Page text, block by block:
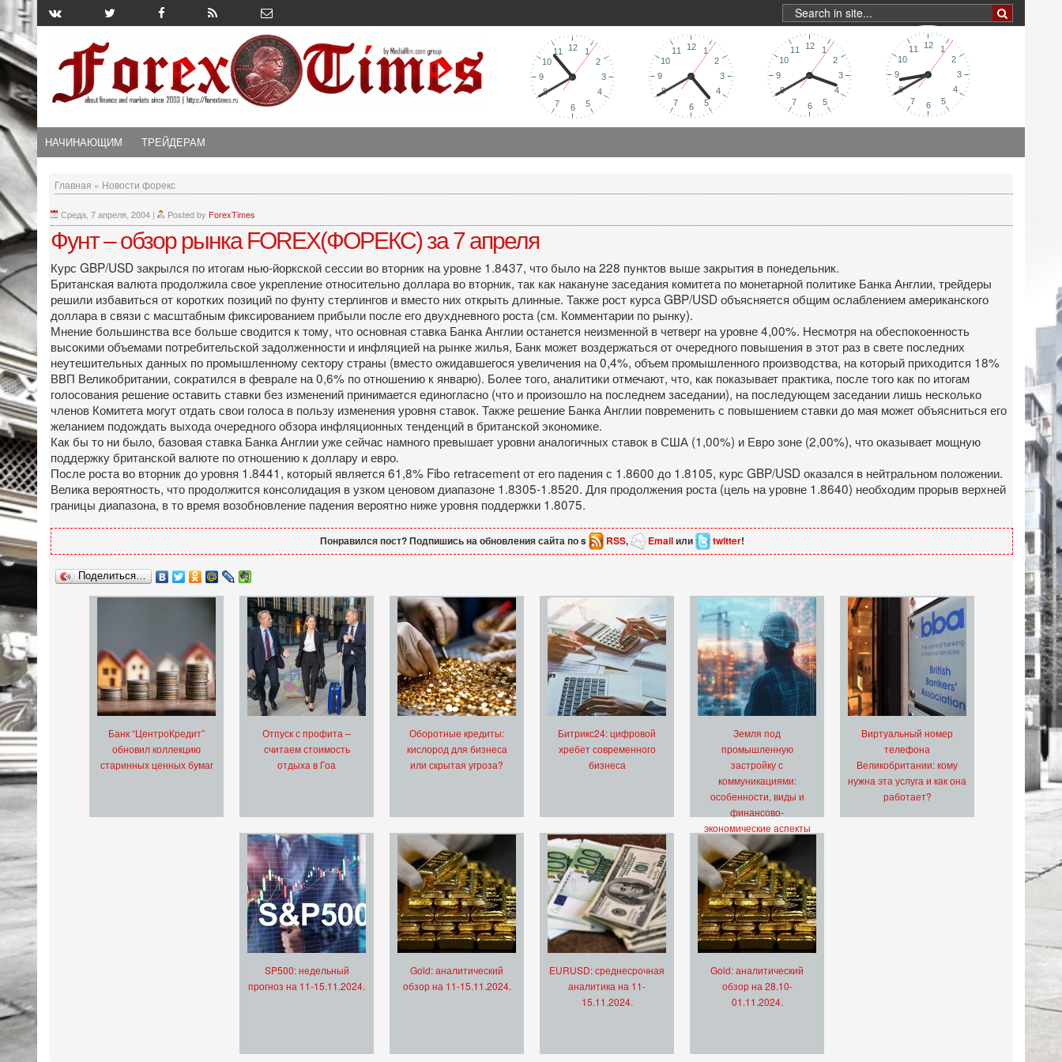
НАЧИНАЮЩИМ ТРЕЙДЕРАМ
Главная » Новости форекс
Среда, 7 апреля, 2004 | Posted by ForexTimes
Фунт – обзор рынка FOREX(ФОРЕКС) за 7 апреля
Курс GBP/USD закрылся по итогам нью-йоркской сессии во вторник на уровне 1.8437, что было на 228 пунктов выше закрытия в понедельник.
Британская валюта продолжила свое укрепление относительно доллара во вторник, так как накануне заседания комитета по монетарной политике Банка Англии, трейдеры
решили избавиться от коротких позиций по фунту стерлингов и вместо них открыть длинные. Также рост курса GBP/USD объясняется общим ослаблением американского
доллара в связи с масштабным фиксированием прибыли после его двухдневного роста (см. Комментарии по рынку).
Мнение большинства все больше сводится к тому, что основная ставка Банка Англии останется неизменной в четверг на уровне 4,00%. Несмотря на обеспокоенность
высокими объемами потребительской задолженности и инфляцией на рынке жилья, Банк может воздержаться от очередного повышения в этот раз в свете последних
неутешительных данных по промышленному сектору страны (вместо ожидавшегося увеличения на 0,4%, объем промышленного производства, на который приходится 18%
ВВП Великобритании, сократился в феврале на 0,6% по отношению к январю). Более того, аналитики отмечают, что, как показывает практика, после того как по итогам
голосования решение оставить ставки без изменений принимается единогласно (что и произошло на последнем заседании), на последующем заседании лишь несколько
членов Комитета могут отдать свои голоса в пользу изменения уровня ставок. Также решение Банка Англии повременить с повышением ставки до мая может объясниться его
желанием подождать выхода очередного обзора инфляционных тенденций в британской экономике.
Как бы то ни было, базовая ставка Банка Англии уже сейчас намного превышает уровни аналогичных ставок в США (1,00%) и Евро зоне (2,00%), что оказывает мощную
поддержку британской валюте по отношению к доллару и евро.
После роста во вторник до уровня 1.8441, который является 61,8% Fibo retracement от его падения с 1.8600 до 1.8105, курс GBP/USD оказался в нейтральном положении.
Велика вероятность, что продолжится консолидация в узком ценовом диапазоне 1.8305-1.8520. Для продолжения роста (цель на уровне 1.8640) необходим прорыв верхней
границы диапазона, в то время возобновление падения вероятно ниже уровня поддержки 1.8075.
Понравился пост? Подпишись на обновления сайта по s RSS, Emailили twitter!
Поделиться…
Банк “ЦентроКредит”
обновил коллекцию
старинных ценных бумаг
Отпуск с профита –
считаем стоимость
отдыха в Гоа
Оборотные кредиты:
кислород для бизнеса
или скрытая угроза?
Битрикс24: цифровой
хребет современного
бизнеса
Земля под
промышленную
застройку с
коммуникациями:
особенности, виды и
финансово-
экономические аспекты
Виртуальный номер
телефона
Великобритании: кому
нужна эта услуга и как она
работает?
SP500: недельный
прогноз на 11-15.11.2024.
Gold: аналитический
обзор на 11-15.11.2024.
EURUSD: среднесрочная
аналитика на 11-
15.11.2024.
Gold: аналитический
обзор на 28.10-
01.11.2024.